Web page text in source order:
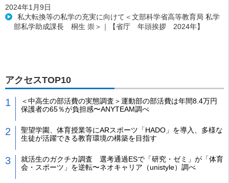
2024年1月9日
私大転換等の私学の充実に向けて＜文部科学省高等教育局 私学
部私学助成課長 桐生 崇＞｜【省庁 年頭挨拶 2024年】
アクセスTOP10
＜中高生の部活費の実態調査＞運動部の部活費は年間8.4万円
保護者の65％が負担感〜ANYTEAM調べ
聖望学園、体育授業等にARスポーツ「HADO」を導入、多様な
生徒が活躍できる教育環境の構築を目指す
就活生のガクチカ調査 選考通過ESで「研究・ゼミ」が「体育
会・スポーツ」を逆転〜ネオキャリア（unistyle）調べ